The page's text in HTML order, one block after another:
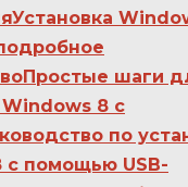
шаги
8 с
по
с помощью USB-